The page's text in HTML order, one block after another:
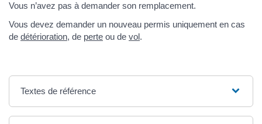
Vous n’avez pas à demander son remplacement.
Vous devez demander un nouveau permis uniquement en cas
de détérioration, de perte ou de vol.
Textes de référence